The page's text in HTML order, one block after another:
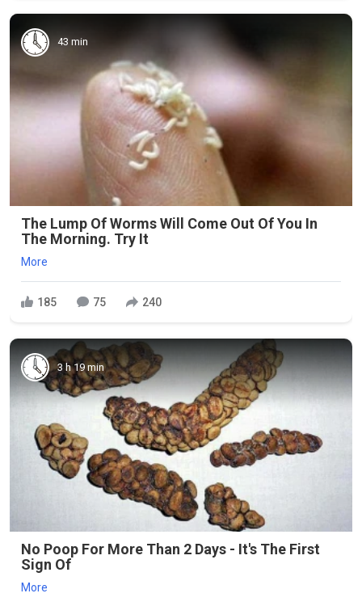
43 min
The Lump Of Worms Will Come Out Of You In
The Morning. Try It
More
185 75 240
3 h 19 min
No Poop For More Than 2 Days - It's The First
Sign Of
More